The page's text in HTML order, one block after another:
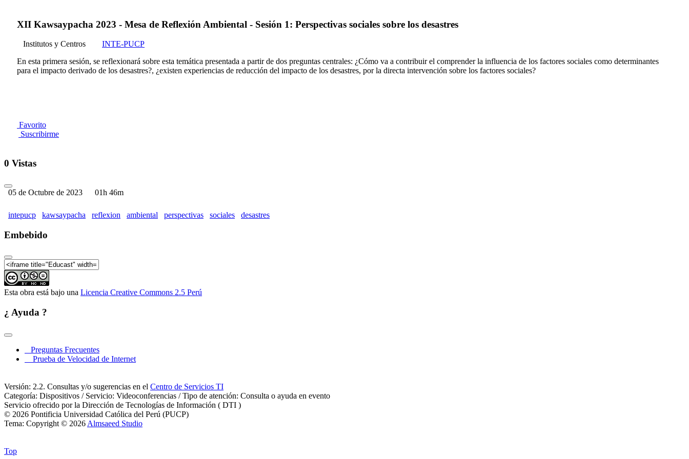
XII Kawsaypacha 2023 - Mesa de Reflexión Ambiental - Sesión 1: Perspectivas sociales sobre los desastres
Institutos y Centros
INTE-PUCP
En esta primera sesión, se reflexionará sobre esta temática presentada a partir de dos preguntas centrales: ¿Cómo va a contribuir el comprender la influencia de los factores sociales como determinantes
para el impacto derivado de los desastres?, ¿existen experiencias de reducción del impacto de los desastres, por la directa intervención sobre los factores sociales?
Favorito
Suscribirme
0 Vistas
05 de Octubre de 2023 01h 46m
intepucp kawsaypacha reflexion ambiental perspectivas sociales desastres
Embebido
Esta obra está bajo una Licencia Creative Commons 2.5 Perú
¿ Ayuda ?
Preguntas Frecuentes
Prueba de Velocidad de Internet
Versión: 2.2. Consultas y/o sugerencias en el Centro de Servicios TI
Categoría: Dispositivos / Servicio: Videoconferencias / Tipo de atención: Consulta o ayuda en evento
Servicio ofrecido por la Dirección de Tecnologías de Información ( DTI )
© 2026 Pontificia Universidad Católica del Perú (PUCP)
Tema: Copyright © 2026 Almsaeed Studio
Top